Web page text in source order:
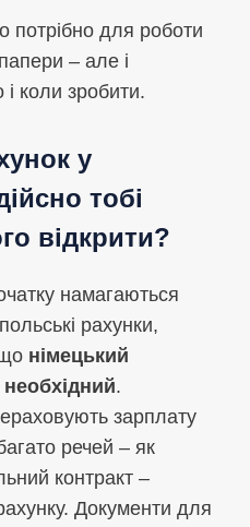
для роботи
– але і
коли зробити.
у
тобі
відкрити?
намагаються
рахунки,
німецький
.
зарплату
речей – як
контракт –
Документи для